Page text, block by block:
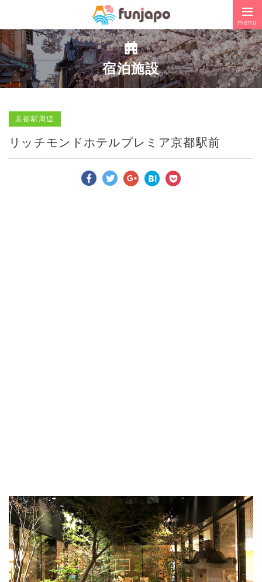
menu
宿泊施設
京都駅周辺
リッチモンドホテルプレミア京都駅前